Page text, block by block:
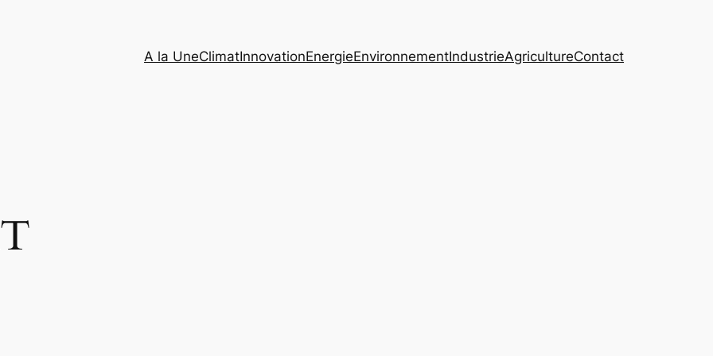
A la UneClimatInnovationEnergieEnvironnementIndustrieAgricultureContact